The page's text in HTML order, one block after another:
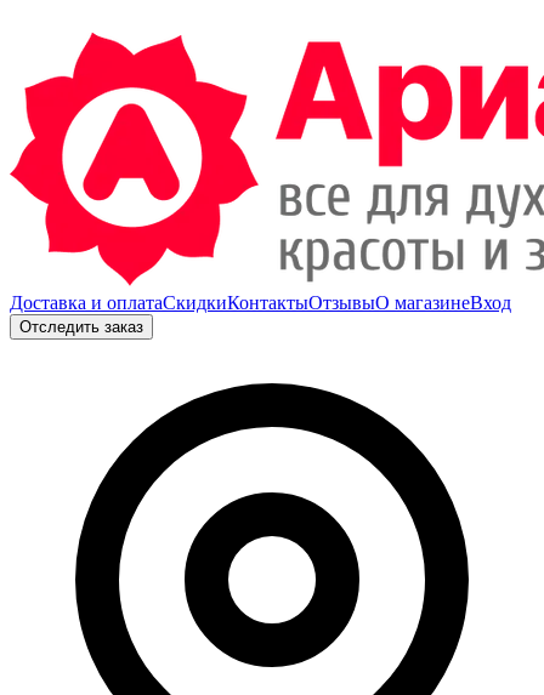
Доставка и оплатаСкидкиКонтактыОтзывыО магазинеВход
Отследить заказ